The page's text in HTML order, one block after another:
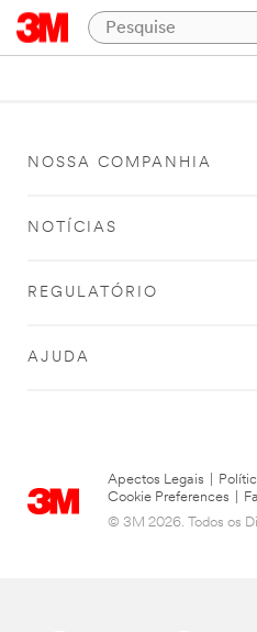
NOSSA COMPANHIA
NOTÍCIAS
REGULATÓRIO
AJUDA
Apectos Legais
Cookie Preferences
© 3M 2026. Todos os